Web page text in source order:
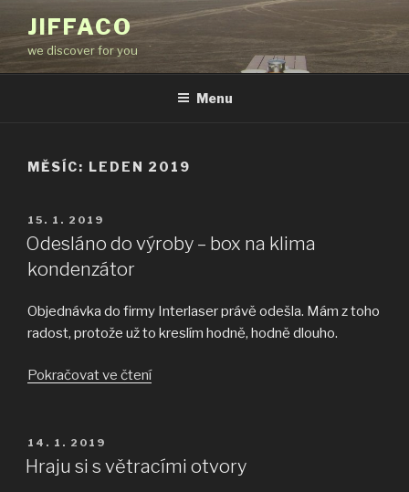
obsahu
webu
JIFFACO
we discover for you
Menu
MĚSÍC: LEDEN 2019
PUBLIKOVÁNO
15. 1. 2019
Odesláno do výroby – box na klima
kondenzátor
Objednávka do firmy Interlaser právě odešla. Mám z toho
radost, protože už to kreslím hodně, hodně dlouho.
Pokračovat ve čtení„Odesláno
box
PUBLIKOVÁNO
14. 1. 2019
Hraju si s větracími otvory